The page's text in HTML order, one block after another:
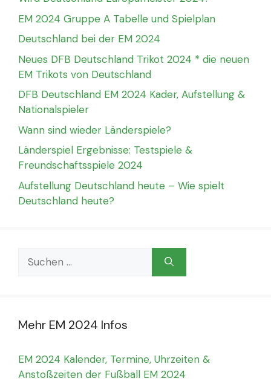
EM 2024 Gruppe A Tabelle und Spielplan
Deutschland bei der EM 2024
Neues DFB Deutschland Trikot 2024 * die neuen
EM Trikots von Deutschland
DFB Deutschland EM 2024 Kader, Aufstellung &
Nationalspieler
Wann sind wieder Länderspiele?
Länderspiel Ergebnisse: Testspiele &
Freundschaftsspiele 2024
Aufstellung Deutschland heute – Wie spielt
Deutschland heute?
Suchen
nach:
Mehr EM 2024 Infos
EM 2024 Kalender, Termine, Uhrzeiten &
Anstoßzeiten der Fußball EM 2024